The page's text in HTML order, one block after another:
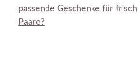
passende Geschenke für
Paare?